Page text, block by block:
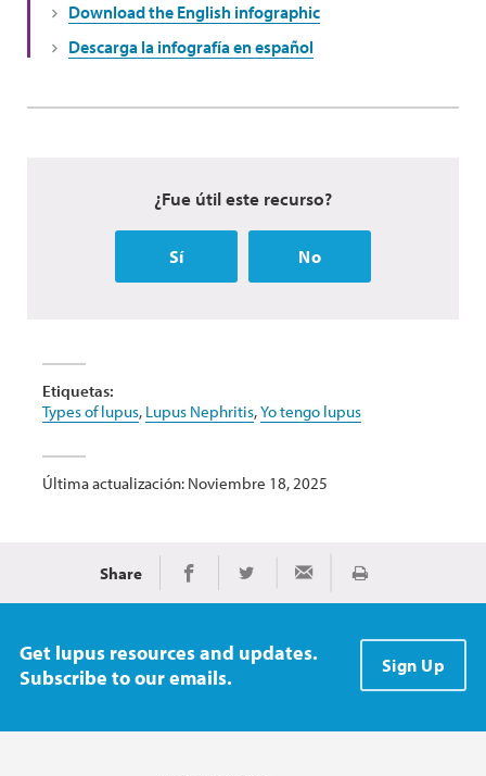
Download the English infographic
Descarga la infografía en español
¿Fue útil este recurso?
Sí No
Etiquetas:
Types of lupus, Lupus Nephritis,Yo tengo lupus
Última actualización: Noviembre 18, 2025
Share Share on Facebook
Share on TwitterShare via EmailImprimir
Get lupus resources and updates.
Subscribe to our emails.
Sign Up